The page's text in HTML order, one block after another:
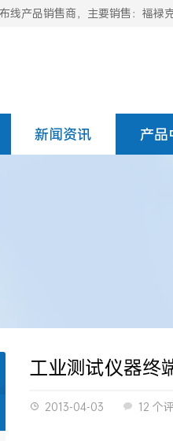
产品销售商，主要销售：福禄
新闻资讯 产品
工业测试仪器终
2013-04-03 12 个